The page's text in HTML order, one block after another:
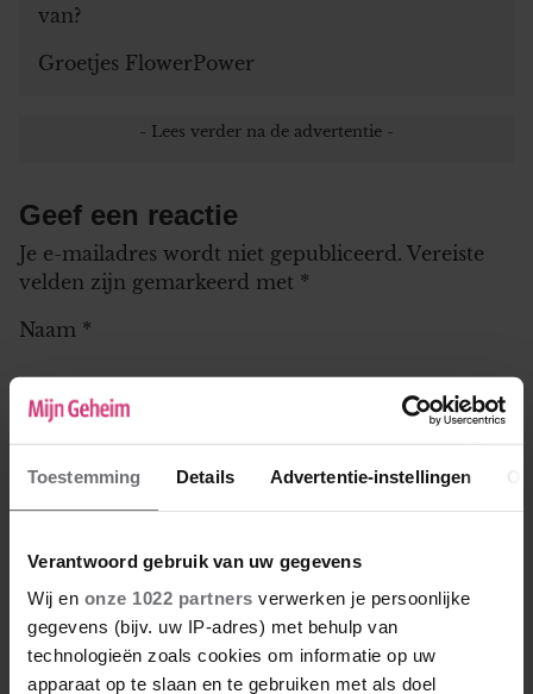
Toestemming Details Advertentie-instellingen
Verantwoord gebruik van uw gegevens
Wij en onze 1022 partners verwerken je persoonlijke
gegevens (bijv. uw IP-adres) met behulp van
technologieën zoals cookies om informatie op uw
apparaat op te slaan en te gebruiken met als doel
van?
Groetjes FlowerPower
Geef een reactie
Je e-mailadres wordt niet gepubliceerd. Vereiste
velden zijn gemarkeerd met *
Naam *
E-mail*
worden gebruikt door de redactie om contact met je op te
Leeftijd